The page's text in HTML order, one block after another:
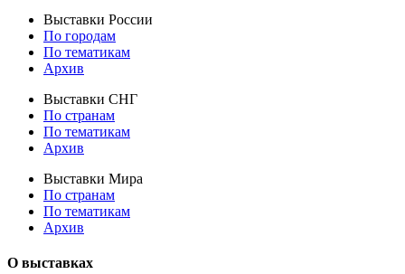
Выставки России
По городам
По тематикам
Архив
Выставки СНГ
По странам
По тематикам
Архив
Выставки Мира
По странам
По тематикам
Архив
О выставках